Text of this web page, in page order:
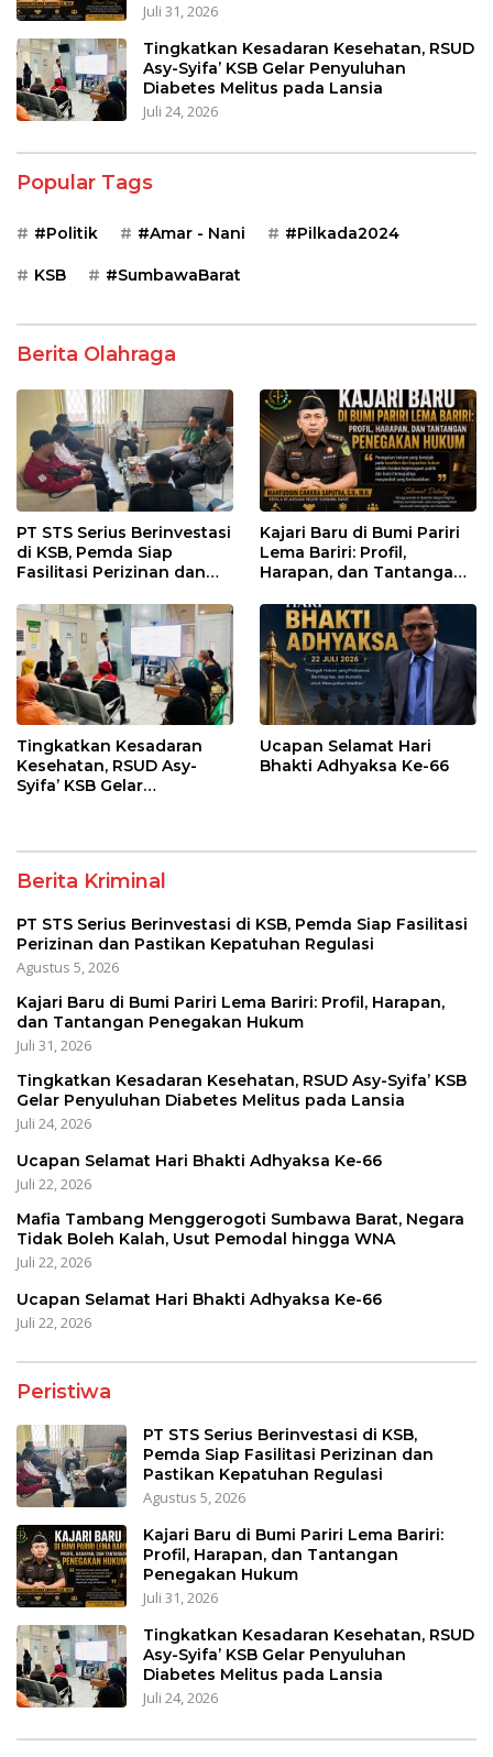
Juli 31, 2026
Tingkatkan Kesadaran Kesehatan, RSUD
Asy-Syifa’ KSB Gelar Penyuluhan
Diabetes Melitus pada Lansia
Juli 24, 2026
Popular Tags
#Politik #Amar - Nani #Pilkada2024
KSB #SumbawaBarat
Berita Olahraga
PT STS Serius Berinvestasi
di KSB, Pemda Siap
Fasilitasi Perizinan dan
Regulasi
Kajari Baru di Bumi Pariri
Lema Bariri: Profil,
Harapan, dan Tantangan
Tingkatkan Kesadaran
Kesehatan, RSUD Asy-
Syifa’ KSB Gelar
Ucapan Selamat Hari
Bhakti Adhyaksa Ke-66
Berita Kriminal
PT STS Serius Berinvestasi di KSB, Pemda Siap Fasilitasi
Perizinan dan Pastikan Kepatuhan Regulasi
Agustus 5, 2026
Kajari Baru di Bumi Pariri Lema Bariri: Profil, Harapan,
dan Tantangan Penegakan Hukum
Juli 31, 2026
Tingkatkan Kesadaran Kesehatan, RSUD Asy-Syifa’ KSB
Gelar Penyuluhan Diabetes Melitus pada Lansia
Juli 24, 2026
Ucapan Selamat Hari Bhakti Adhyaksa Ke-66
Juli 22, 2026
Mafia Tambang Menggerogoti Sumbawa Barat, Negara
Tidak Boleh Kalah, Usut Pemodal hingga WNA
Juli 22, 2026
Ucapan Selamat Hari Bhakti Adhyaksa Ke-66
Juli 22, 2026
Peristiwa
PT STS Serius Berinvestasi di KSB,
Pemda Siap Fasilitasi Perizinan dan
Pastikan Kepatuhan Regulasi
Agustus 5, 2026
Kajari Baru di Bumi Pariri Lema Bariri:
Profil, Harapan, dan Tantangan
Penegakan Hukum
Juli 31, 2026
Tingkatkan Kesadaran Kesehatan, RSUD
Asy-Syifa’ KSB Gelar Penyuluhan
Diabetes Melitus pada Lansia
Juli 24, 2026